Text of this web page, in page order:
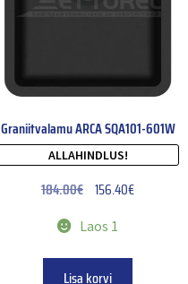
Graniitvalamu ARCA SQA101-601W
ALLAHINDLUS!
184.00€ 156.40€
Laos 1
Lisa korvi